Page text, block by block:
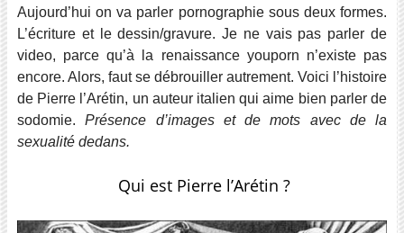
Aujourd’hui on va parler pornographie sous deux formes.
L’écriture et le dessin/gravure. Je ne vais pas parler de
video, parce qu’à la renaissance youporn n’existe pas
encore. Alors, faut se débrouiller autrement. Voici l’histoire
de Pierre l’Arétin, un auteur italien qui aime bien parler de
sodomie.Présence d’images et de mots avec de la
sexualité dedans.
Qui est Pierre l’Arétin ?